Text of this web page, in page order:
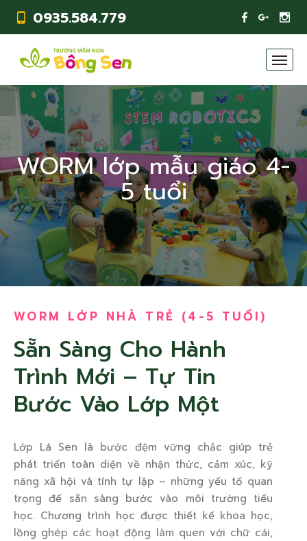
0935.584.779
WORM lớp mẫu giáo 4-
5 tuổi
WORM LỚP NHÀ TRẺ (4-5 TUỔI)
Sẵn Sàng Cho Hành
Trình Mới – Tự Tin
Bước Vào Lớp Một
Lớp Lá Sen là bước đệm vững chắc giúp trẻ
phát triển toàn diện về nhận thức, cảm xúc, kỹ
năng xã hội và tính tự lập – những yếu tố quan
trọng để sẵn sàng bước vào môi trường tiểu
học. Chương trình học được thiết kế khoa học,
lồng ghép các hoạt động làm quen với chữ cái,